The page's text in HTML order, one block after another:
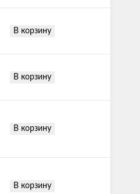
В корзину
В корзину
В корзину
В корзину